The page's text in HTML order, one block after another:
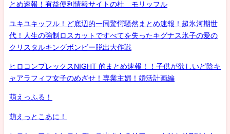
とめ速報！有益便利情報サイトの杜 モリッフル
ユキユキッフル！ど底辺的一同驚愕騒然まとめ速報！超氷河期世
代！人生の強制ロスカットですべてを失ったキグナス氷子の愛の
クリスタルキングボンビー脱出大作戦
ヒロコンプレックスNIGHT 的まとめ速報！！子供が欲しいど陰キ
ャアラフィフ女子のめざせ！専業主婦！婚活計画編
萌えっふる！
萌えっとこあに！